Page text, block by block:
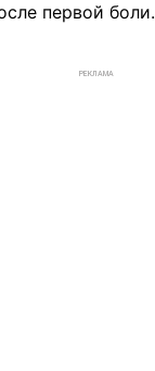
первой боли.
РЕКЛАМА